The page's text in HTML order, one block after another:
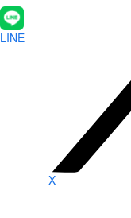
LINE
X